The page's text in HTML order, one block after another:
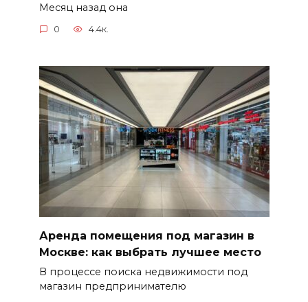
Месяц назад она
0 4.4к.
Аренда помещения под магазин в
Москве: как выбрать лучшее место
В процессе поиска недвижимости под
магазин предпринимателю